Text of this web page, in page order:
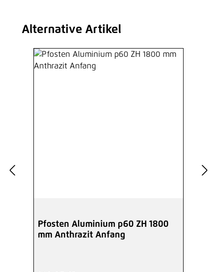
Produktgalerie überspringen
Alternative Artikel
Pfosten Aluminium p60 ZH 1800
mm Anthrazit Anfang